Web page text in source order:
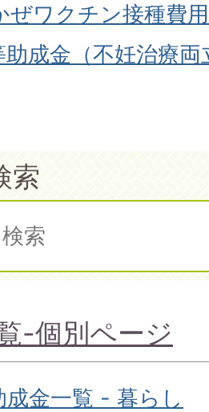
ぜワクチン接種費
助成金（不妊治療
索
-個別ページ
成金一覧 - 暮らし